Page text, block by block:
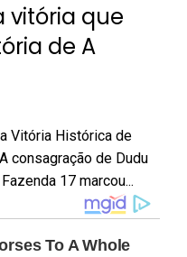
vitória que
de A
Vitória Histórica de
consagração de Dudu
17 marcou...